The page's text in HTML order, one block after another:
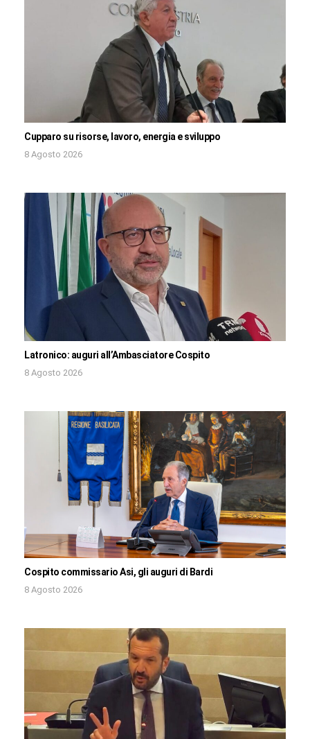
Cupparo su risorse, lavoro, energia e sviluppo
8 Agosto 2026
Latronico: auguri all’Ambasciatore Cospito
8 Agosto 2026
Cospito commissario Asi, gli auguri di Bardi
8 Agosto 2026